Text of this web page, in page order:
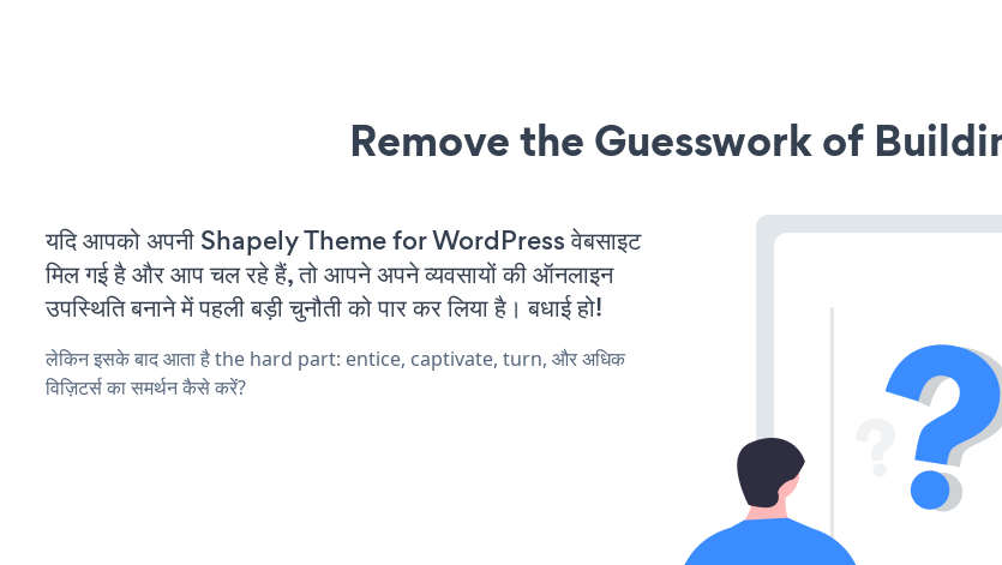
Remove the Guesswork of
यदि आपको अपनी Shapely Theme for WordPress वेबसाइट
मिल गई है और आप चल रहे हैं, तो आपने अपने व्यवसायों की ऑनलाइन
उपस्थिति बनाने में पहली बड़ी चुनौती को पार कर लिया है। बधाई हो!
लेकिन इसके बाद आता है the hard part: entice, captivate, turn, और अधिक
विज़िटर्स का समर्थन कैसे करें?